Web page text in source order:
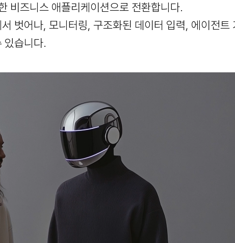
비즈니스 애플리케이션으로 전환합니다.
벗어나, 모니터링, 구조화된 데이터 입력, 에이전트
있습니다.